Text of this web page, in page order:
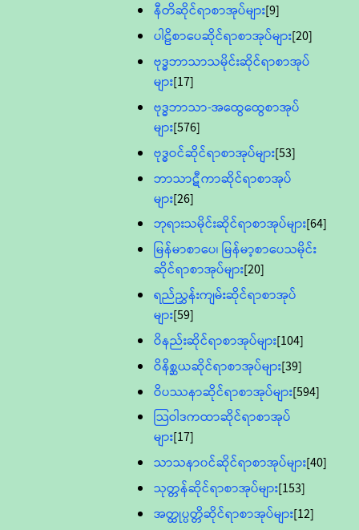
နီတိဆိုင်ရာစာအုပ်များ[9]
ပါဠိစာပေဆိုင်ရာစာအုပ်များ[20]
ဗုဒ္ဓဘာသာသမိုင်းဆိုင်ရာစာအုပ်
များ[17]
ဗုဒ္ဓဘာသာ-အထွေထွေစာအုပ်
များ[576]
ဗုဒ္ဓဝင်ဆိုင်ရာစာအုပ်များ[53]
ဘာသာဋီကာဆိုင်ရာစာအုပ်
များ[26]
ဘုရားသမိုင်းဆိုင်ရာစာအုပ်များ[64]
မြန်မာစာပေ၊ မြန်မာ့စာပေသမိုင်း
ဆိုင်ရာစာအုပ်များ[20]
ရည်ညွှန်းကျမ်းဆိုင်ရာစာအုပ်
များ[59]
ဝိနည်းဆိုင်ရာစာအုပ်များ[104]
ဝိနိစ္ဆယဆိုင်ရာစာအုပ်များ[39]
ဝိပဿနာဆိုင်ရာစာအုပ်များ[594]
သြဝါဒကထာဆိုင်ရာစာအုပ်
များ[17]
သာသနာ၀င်ဆိုင်ရာစာအုပ်များ[40]
သုတ္တန်ဆိုင်ရာစာအုပ်များ[153]
အတ္ထုပ္ပတ္တိဆိုင်ရာစာအုပ်များ[12]